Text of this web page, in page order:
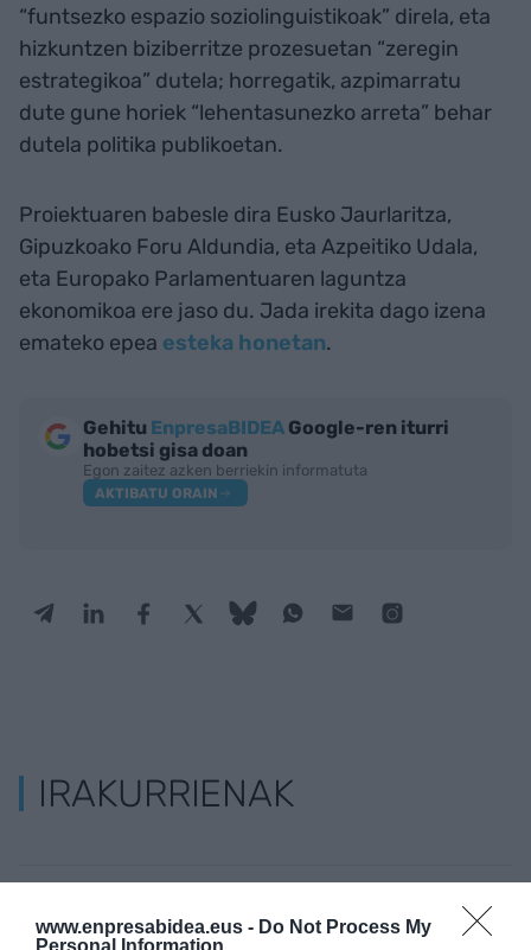
www.enpresabidea.eus - Do Not Process My
Personal Information
“funtsezko espazio soziolinguistikoak” direla, eta
hizkuntzen biziberritze prozesuetan “zeregin
estrategikoa” dutela; horregatik, azpimarratu
dute gune horiek “lehentasunezko arreta” behar
dutela politika publikoetan.
Proiektuaren babesle dira Eusko Jaurlaritza,
Gipuzkoako Foru Aldundia, eta Azpeitiko Udala,
eta Europako Parlamentuaren laguntza
ekonomikoa ere jaso du. Jada irekita dago izena
emateko epea esteka honetan.
Gehitu EnpresaBIDEA Google-ren iturri
hobetsi gisa doan
Egon zaitez azken berriekin informatuta
AKTIBATU ORAIN
IRAKURRIENAK
Trainerua uretaratzea, urte osoko gastua